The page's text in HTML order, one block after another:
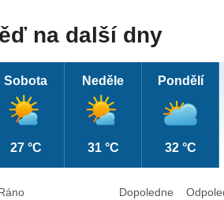
na další dny
Sobota
27 °C
Neděle
31 °C
Pondělí
32 °C
Dopoledne